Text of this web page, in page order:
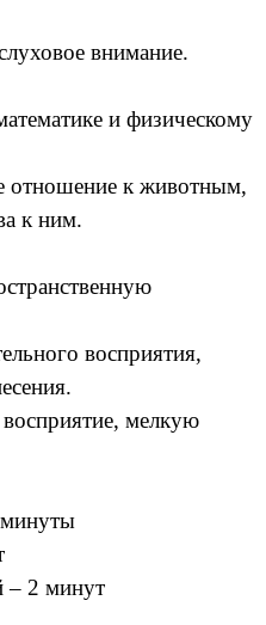
внимание.
и физическому
отношение к животным,
к ним.
восприятия,
восприятие, мелкую
– 2 минут